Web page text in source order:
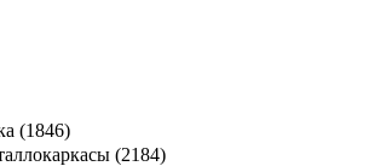
(1846)
(2184)